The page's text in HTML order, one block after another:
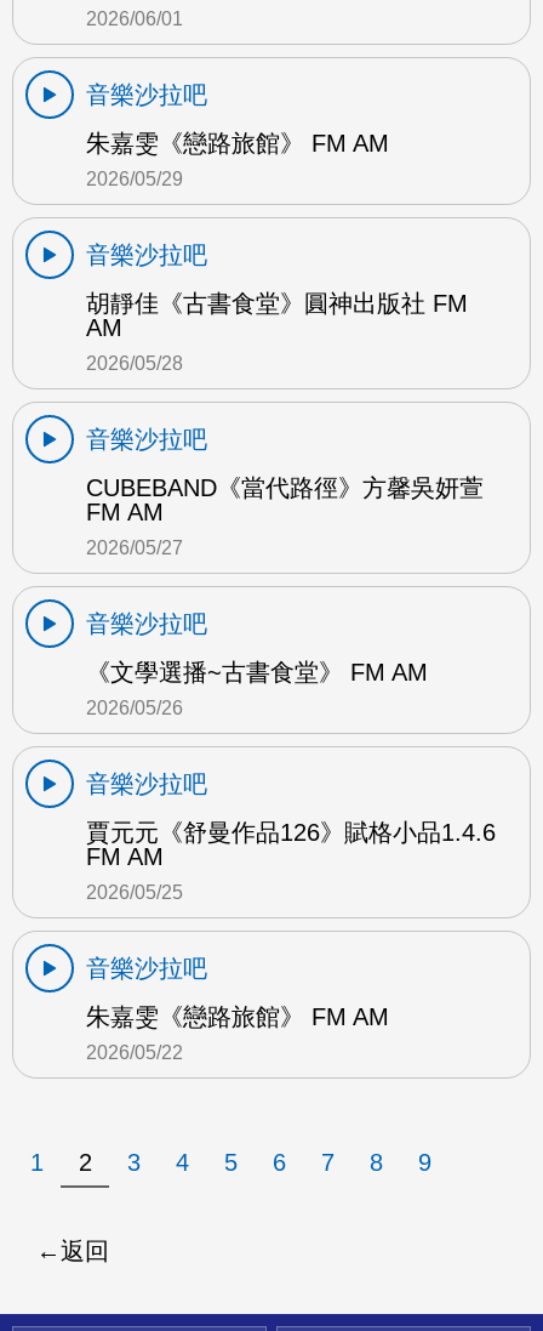
2026/06/01
音樂沙拉吧
朱嘉雯《戀路旅館》 FM AM
2026/05/29
音樂沙拉吧
胡靜佳《古書食堂》圓神出版社 FM
AM
2026/05/28
音樂沙拉吧
CUBEBAND《當代路徑》方馨吳妍萱
FM AM
2026/05/27
音樂沙拉吧
《文學選播~古書食堂》 FM AM
2026/05/26
音樂沙拉吧
賈元元《舒曼作品126》賦格小品1.4.6
FM AM
2026/05/25
音樂沙拉吧
朱嘉雯《戀路旅館》 FM AM
2026/05/22
1 2 3 4 5 6 7 8 9
返回